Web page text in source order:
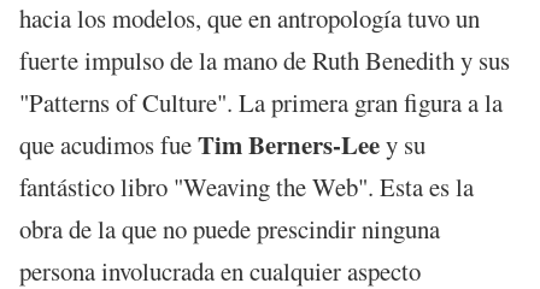
hacia los modelos, que en antropología tuvo un
fuerte impulso de la mano de Ruth Benedith y sus
"Patterns of Culture". La primera gran figura a la
que acudimos fueTim Berners-Leey su
fantástico libro "Weaving the Web". Esta es la
obra de la que no puede prescindir ninguna
persona involucrada en cualquier aspecto